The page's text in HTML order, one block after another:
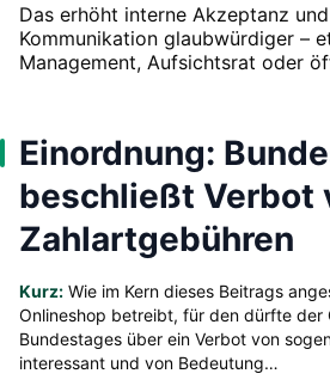
Das erhöht interne Akzeptanz
Kommunikation glaubwürdiger –
Management, Aufsichtsrat oder
Einordnung:
beschließt Verbot
Zahlartgebühren
Kurz: Wie im Kern dieses Beitrags
Onlineshop betreibt, für den dürfte der
Bundestages über ein Verbot von
interessant und von Bedeutung…